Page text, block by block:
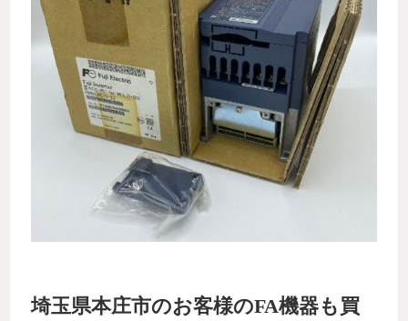
埼玉県本庄市のお客様のFA機器も買